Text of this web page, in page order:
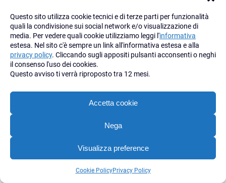
Questo sito utilizza cookie tecnici e di terze parti per funzionalità
quali la condivisione sui social network e/o visualizzazione di
media. Per vedere quali cookie utilizziamo leggi l'informativa
estesa. Nel sito c'è sempre un link all'informativa estesa e alla
privacy policy. Cliccando sugli appositi pulsanti acconsenti o neghi
il consenso l'uso dei cookies.
Questo avviso ti verrà riproposto tra 12 mesi.
Accetta cookie
Nega
Visualizza preference
Cookie PolicyPrivacy Policy